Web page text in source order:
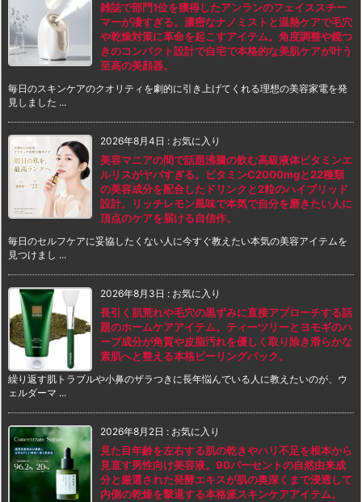
雑誌で部門1位を獲得したアンランのフェイススチー
マーが凄すぎる。濃密なナノミストと温熱ケアで毛穴
や乾燥対策に革命を起こすアイテム。角度調整や鏡つ
きのコンパクト設計で自宅で本格的な美肌ケアが叶う
至高の美顔器。
毎日のスキンケアのクオリティを劇的に引き上げてくれる理想の美容家電を発
見しました ...
2026年8月4日 : お気に入り
美容マニアの間で話題沸騰の飲む高級液体ビタミンエ
ルリスがヤバすぎる。ビタミンC2000mgと22種類
の美容成分を配合したドリンクと2粒のハイブリッド
設計。リッチレモン風味で本気で自分を磨きたい人に
頂点のケアを届ける自信作。
毎日のセルフケアに妥協したくない人に今すぐ教えたい本気の美容アイテムを
見つけまし ...
2026年8月3日 : お気に入り
長引く肌荒れや毛穴の黒ずみに直接アプローチする話
題のホームケアアイテム。ティーツリーとヨモギのハ
ーブ成分が角質や皮脂汚れを優しく取り除き滑らかな
素肌へと整える本格ピーリングパック。
繰り返す肌トラブルや小鼻のザラつきに長年悩んでいる人に教えたいのが、ウ
ェルダーマ ...
2026年8月2日 : お気に入り
見た目年齢を左右する肌の乾きやハリ不足を根本から
見直す男性向け美容液。90パーセントの自然由来成
分と厳選された発酵エキスが肌の奥深くまで浸透して
内側の乾燥を撃退する本格派スキンケアアイテム。